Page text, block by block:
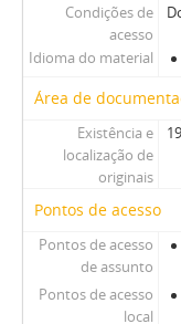
Condições de
acesso
Idioma do material
Área de
Existência e
localização de
originais
Pontos de acesso
Pontos de acesso
de assunto
Pontos de acesso
local